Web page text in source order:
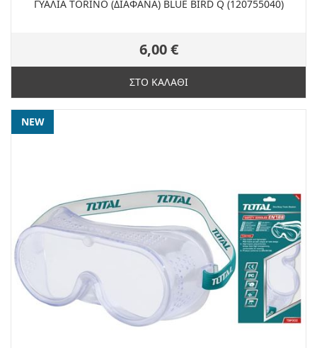
ΓΥΑΛΙΑ TORINO (ΔΙΑΦΑΝΑ) BLUE BIRD Q (120755040)
6,00 €
ΣΤΟ ΚΑΛΑΘΙ
NEW